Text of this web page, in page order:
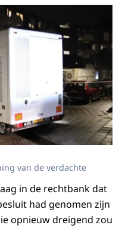
bij de woning van de verdachte
van de verdachte
in de rechtbank dat
had genomen zijn
opnieuw dreigend zou